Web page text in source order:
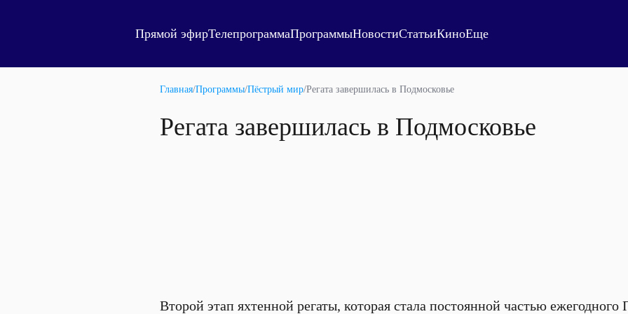
Прямой эфирТелепрограммаПрограммыНовостиСтатьиКиноЕще
Главная/Программы/Пёстрый мир/Регата завершилась в Подмосковье
Регата завершилась в Подмосковье
Второй этап яхтенной регаты, которая стала постоянной частью ежегодного